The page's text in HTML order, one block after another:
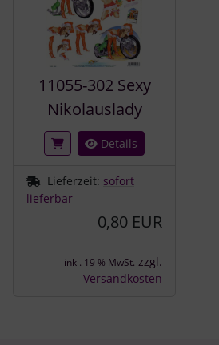
11055-302 Sexy
Nikolauslady
Details
Lieferzeit: sofort
lieferbar
0,80 EUR
inkl. 19 % MwSt. zzgl.
Versandkosten